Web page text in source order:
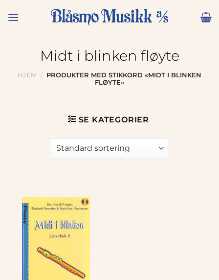
Midt i blinken fløyte
HJEM / PRODUKTER MED STIKKORD «MIDT I BLINKEN
FLØYTE»
SE KATEGORIER